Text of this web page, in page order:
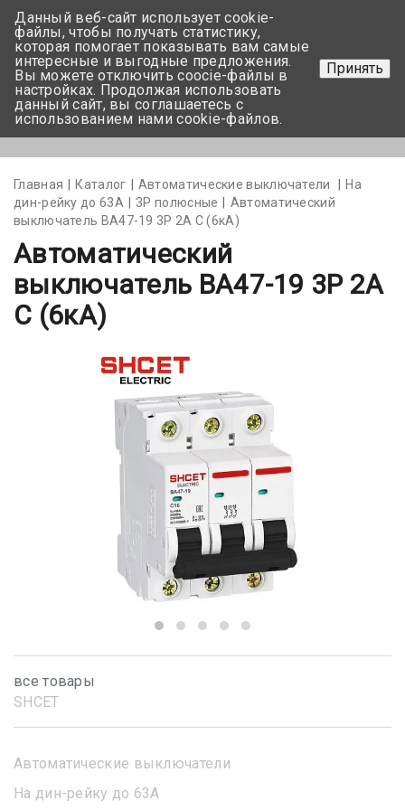
+375 17-350-99-56
+375 44-752-82-08
Задать вопрос
Главная Каталог Автоматические выключатели
На
дин-рейку до 63А
3Р полюсные
Автоматический
выключатель BA47-19 3P 2А С (6кА)
Автоматический
выключатель BA47-19 3P 2А
С (6кА)
все товары
SHСET
Автоматические выключатели
На дин-рейку до 63А
Данный веб-сайт использует cookie-
файлы, чтобы получать статистику,
которая помогает показывать вам самые
интересные и выгодные предложения.
Вы можете отключить coocie-файлы в
настройках. Продолжая использовать
данный сайт, вы соглашаетесь с
использованием нами cookie-файлов.
Принять